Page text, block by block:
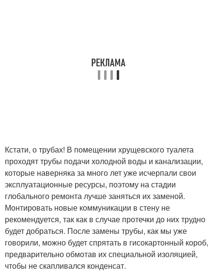
Кстати, о трубах! В помещении хрущевского туалета
проходят трубы подачи холодной воды и канализации,
которые наверняка за много лет уже исчерпали свои
эксплуатационные ресурсы, поэтому на стадии
глобального ремонта лучше заняться их заменой.
Монтировать новые коммуникации в стену не
рекомендуется, так как в случае протечки до них трудно
будет добраться. После замены трубы, как мы уже
говорили, можно будет спрятать в гисокартонный короб,
предварительно обмотав их специальной изоляцией,
чтобы не скапливался конденсат.